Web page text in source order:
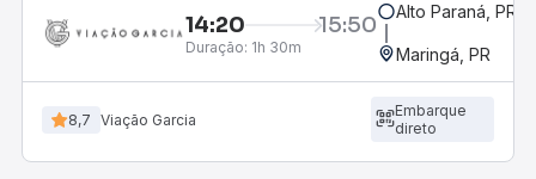
14:20 15:50
Duração: 1h 30m
Alto Paraná, PR
Maringá, PR
8,7 Viação Garcia
Embarque
direto